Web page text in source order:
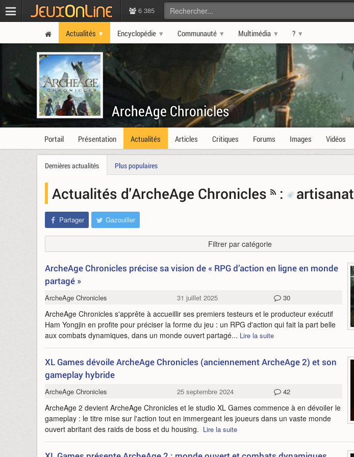
6 385
Actualités Encyclopédie Communauté Multimédia ?
ArcheAge Chronicles
Portail Présentation Actualités Articles Critiques Forums Images Vidéos
Dernières actualités Plus populaires
Actualités d'ArcheAge Chronicles : artisanat
Partager Gazouiller
Filtrer par catégorie
ArcheAge Chronicles précise sa vision de « RPG d’action en ligne en monde
partagé »
ArcheAge Chronicles 31 juillet 2025 30
ArcheAge Chronicles s'apprête à accueillir ses premiers testeurs et le producteur exécutif
Ham Yongjin en profite pour préciser la forme du jeu : un RPG d'action qui fait la part belle
aux combats dynamiques, dans un monde ouvert partagé... Lire la suite
XL Games dévoile ArcheAge Chronicles (anciennement ArcheAge 2) et son
gameplay hybride
ArcheAge Chronicles 25 septembre 2024 42
ArcheAge 2 devient ArcheAge Chronicles et le studio XL Games commence à en dévoiler le
gameplay : le titre mise sur l'action tout en immergeant les joueurs dans un vaste monde
ouvert abritant des raids de boss et du housing. Lire la suite